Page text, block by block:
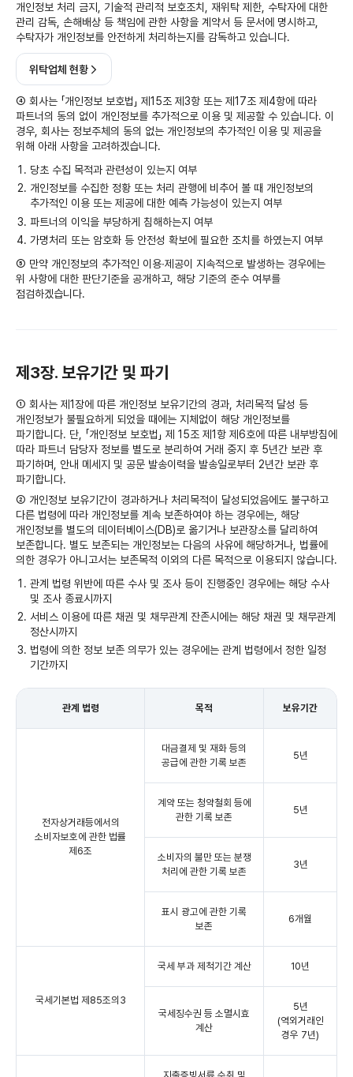
개인정보 처리 금지, 기술적 관리적 보호조치, 재위탁 제한, 수탁자에 대한
관리 감독, 손해배상 등 책임에 관한 사항을 계약서 등 문서에 명시하고,
수탁자가 개인정보를 안전하게 처리하는지를 감독하고 있습니다.
위탁업체 현황
④ 회사는 「개인정보 보호법」 제15조 제3항 또는 제17조 제4항에 따라
파트너의 동의 없이 개인정보를 추가적으로 이용 및 제공할 수 있습니다. 이
경우, 회사는 정보주체의 동의 없는 개인정보의 추가적인 이용 및 제공을
위해 아래 사항을 고려하겠습니다.
당초 수집 목적과 관련성이 있는지 여부
개인정보를 수집한 정황 또는 처리 관행에 비추어 볼 때 개인정보의
추가적인 이용 또는 제공에 대한 예측 가능성이 있는지 여부
파트너의 이익을 부당하게 침해하는지 여부
가명처리 또는 암호화 등 안전성 확보에 필요한 조치를 하였는지 여부
⑤ 만약 개인정보의 추가적인 이용∙제공이 지속적으로 발생하는 경우에는
위 사항에 대한 판단기준을 공개하고, 해당 기준의 준수 여부를
점검하겠습니다.
제3장. 보유기간 및 파기
① 회사는 제1장에 따른 개인정보 보유기간의 경과, 처리목적 달성 등
개인정보가 불필요하게 되었을 때에는 지체없이 해당 개인정보를
파기합니다. 단, 「개인정보 보호법」 제 15조 제1항 제6호에 따른 내부방침에
따라 파트너 담당자 정보를 별도로 분리하여 거래 중지 후 5년간 보관 후
파기하며, 안내 메세지 및 공문 발송이력을 발송일로부터 2년간 보관 후
파기합니다.
② 개인정보 보유기간이 경과하거나 처리목적이 달성되었음에도 불구하고
다른 법령에 따라 개인정보를 계속 보존하여야 하는 경우에는, 해당
개인정보를 별도의 데이터베이스(DB)로 옮기거나 보관장소를 달리하여
보존합니다. 별도 보존되는 개인정보는 다음의 사유에 해당하거나, 법률에
의한 경우가 아니고서는 보존목적 이외의 다른 목적으로 이용되지 않습니다.
관계 법령 위반에 따른 수사 및 조사 등이 진행중인 경우에는 해당 수사
및 조사 종료시까지
서비스 이용에 따른 채권 및 채무관계 잔존시에는 해당 채권 및 채무관계
정산시까지
법령에 의한 정보 보존 의무가 있는 경우에는 관계 법령에서 정한 일정
기간까지
관계 법령 목적 보유기간
전자상거래등에서의
소비자보호에 관한 법률
제6조
대금결제 및 재화 등의
공급에 관한 기록 보존
5년
계약 또는 청약철회 등에
관한 기록 보존
5년
소비자의 불만 또는 분쟁
처리에 관한 기록 보존
3년
표시 광고에 관한 기록
보존
6개월
국세기본법 제85조의3
국세 부과 제척기간 계산 10년
국세징수권 등 소멸시효
계산
5년
(역외거래인
경우 7년)